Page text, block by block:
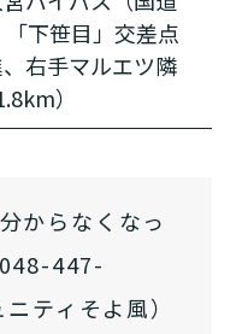
下笹目」交差点
右手マルエツ隣
）
からなくなっ
447-
ティそよ風）